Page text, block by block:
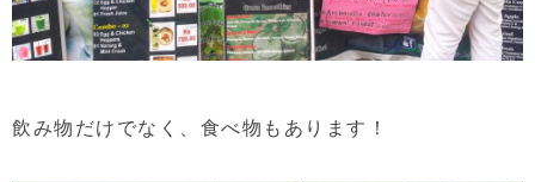
飲み物だけでなく、食べ物もあります！